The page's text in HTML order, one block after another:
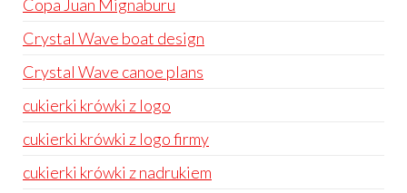
Copa Juan Mignaburu
Crystal Wave boat design
Crystal Wave canoe plans
cukierki krówki z logo
cukierki krówki z logo firmy
cukierki krówki z nadrukiem